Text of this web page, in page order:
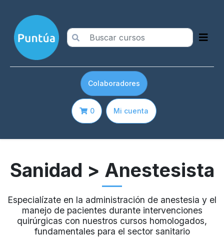
Colaboradores
0 Mi cuenta
Sanidad > Anestesista
Especialízate en la administración de anestesia y el
manejo de pacientes durante intervenciones
quirúrgicas con nuestros cursos homologados,
fundamentales para el sector sanitario